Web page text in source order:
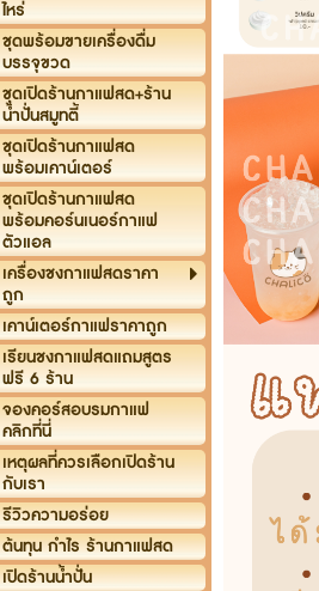
ไหร่
ชุดพร้อมขายเครื่องดื่ม
บรรจุขวด
ชุดเปิดร้านกาแฟสด+ร้าน
น้ำปั่นสมูทตี้
ชุดเปิดร้านกาแฟสด
พร้อมเคาน์เตอร์
ชุดเปิดร้านกาแฟสด
พร้อมคอร์นเนอร์กาแฟ
ตัวแอล
เครื่องชงกาแฟสดราคา
ถูก
เคาน์เตอร์กาแฟราคาถูก
เรียนชงกาแฟสดแถมสูตร
ฟรี 6 ร้าน
จองคอร์สอบรมกาแฟ
คลิกที่นี่
เหตุผลที่ควรเลือกเปิดร้าน
กับเรา
รีวิวความอร่อย
ต้นทุน กำไร ร้านกาแฟสด
เปิดร้านน้ำปั่น